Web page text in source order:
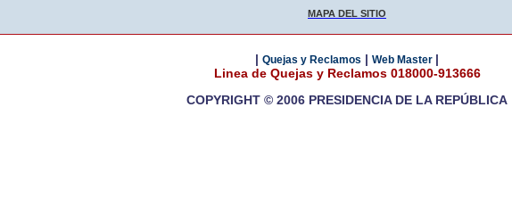
MAPA DEL SITIO
| Quejas y Reclamos | Web Master |
Linea de Quejas y Reclamos 018000-913666
COPYRIGHT © 2006 PRESIDENCIA DE LA REPÚBLICA